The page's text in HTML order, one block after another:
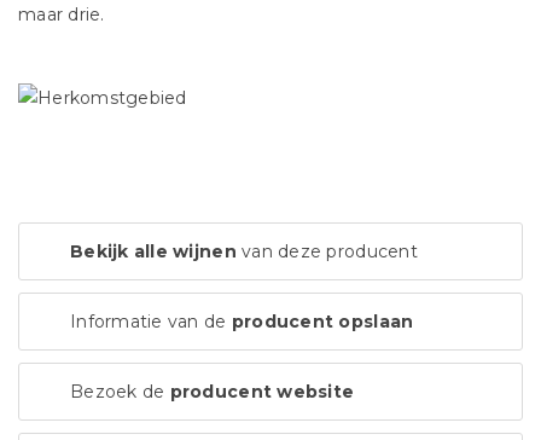
maar drie.
Bekijk alle wijnen van deze producent
Informatie van de producent opslaan
Bezoek de producent website